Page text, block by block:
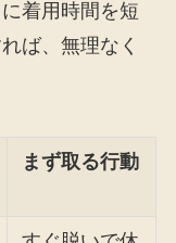
着用時間を短
ば、無理なく
まず取る行動